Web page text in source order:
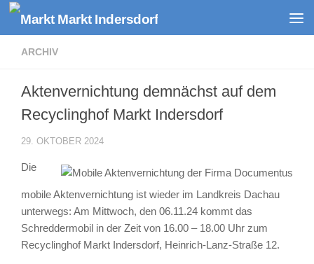
Zum Inhalt springen
ARCHIV
Aktenvernichtung demnächst auf dem
Recyclinghof Markt Indersdorf
29. OKTOBER 2024
Die
mobile Aktenvernichtung ist wieder im Landkreis Dachau
unterwegs: Am Mittwoch, den 06.11.24 kommt das
Schreddermobil in der Zeit von 16.00 – 18.00 Uhr zum
Recyclinghof Markt Indersdorf, Heinrich-Lanz-Straße 12.